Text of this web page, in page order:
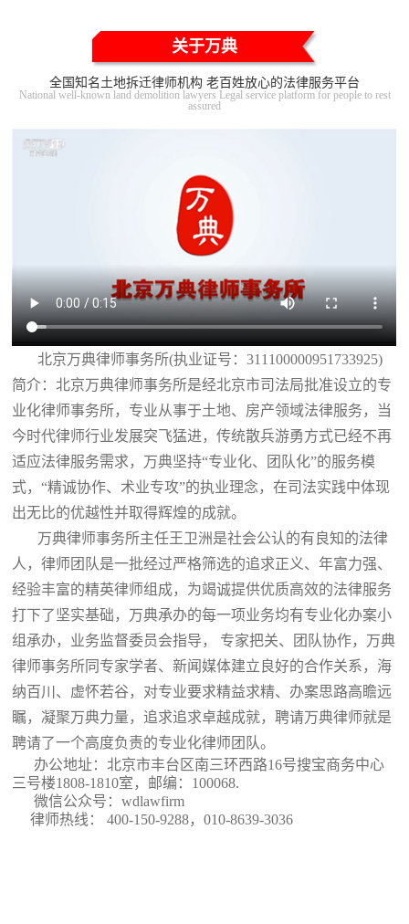
关于万典
全国知名土地拆迁律师机构 老百姓放心的法律服务平台
National well-known land demolition lawyers Legal service platform for people to rest
assured
北京万典律师事务所(执业证号：311100000951733925)
简介：北京万典律师事务所是经北京市司法局批准设立的专
业化律师事务所，专业从事于土地、房产领域法律服务，当
今时代律师行业发展突飞猛进，传统散兵游勇方式已经不再
适应法律服务需求，万典坚持“专业化、团队化”的服务模
式，“精诚协作、术业专攻”的执业理念，在司法实践中体现
出无比的优越性并取得辉煌的成就。
万典律师事务所主任王卫洲是社会公认的有良知的法律
人，律师团队是一批经过严格筛选的追求正义、年富力强、
经验丰富的精英律师组成，为竭诚提供优质高效的法律服务
打下了坚实基础，万典承办的每一项业务均有专业化办案小
组承办，业务监督委员会指导， 专家把关、团队协作，万典
律师事务所同专家学者、新闻媒体建立良好的合作关系，海
纳百川、虚怀若谷，对专业要求精益求精、办案思路高瞻远
瞩，凝聚万典力量，追求追求卓越成就，聘请万典律师就是
聘请了一个高度负责的专业化律师团队。
办公地址：北京市丰台区南三环西路16号搜宝商务中心
三号楼1808-1810室 ，邮编：100068.
微信公众号：wdlawfirm
律师热线： 400-150-9288，010-8639-3036